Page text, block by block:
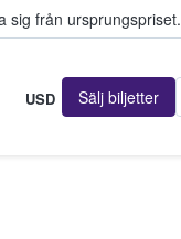
sig från ursprungspriset.
USD Sälj biljetter